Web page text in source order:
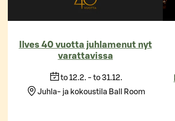
Ilves 40 vuotta juhlamenut nyt
varattavissa
to 12.2. - to 31.12.
Juhla- ja kokoustila Ball Room